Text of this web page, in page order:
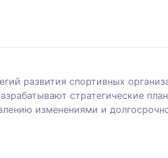
развития спортивных
стратегические
изменениями и